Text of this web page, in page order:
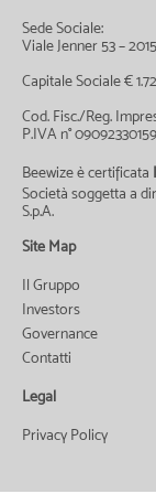
Sede Sociale:
Viale Jenner 53 –
Capitale Sociale €
Cod. Fisc./Reg.
P.IVA n° 09092330159
Beewize è certificata
Società soggetta a
S.p.A.
Site Map
Il Gruppo
Investors
Governance
Contatti
Legal
Privacy Policy